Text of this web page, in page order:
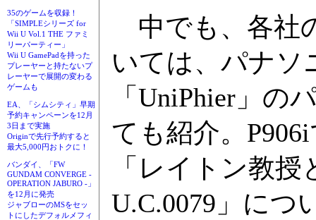
35のゲームを収録！
「SIMPLEシリーズ for
Wii U Vol.1 THE ファミ
リーパーティー」
Wii U GamePadを持った
プレーヤーと持たないプ
レーヤーで展開の変わる
ゲームも
EA、「シムシティ」早期
予約キャンペーンを12月
3日まで実施
Originで先行予約すると
最大5,000円おトクに！
バンダイ、「FW
GUNDAM CONVERGE -
OPERATION JABURO -」
を12月に発売
ジャブローのMSをセッ
トにしたデフォルメフィ
中でも、各社
いては、パナソ
「UniPhier」
ても紹介。
「レイトン教
U.C.0079」につ